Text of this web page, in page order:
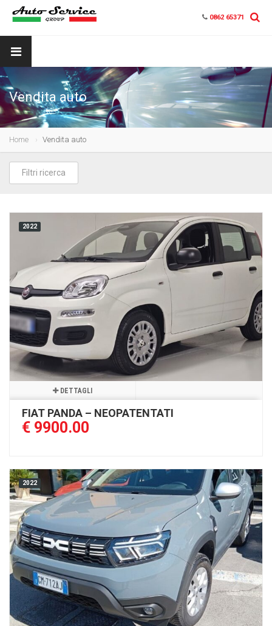
0862 65371
Vendita auto
Home Vendita auto
Filtri ricerca
2022
DETTAGLI
FIAT PANDA – NEOPATENTATI
€ 9900.00
2022